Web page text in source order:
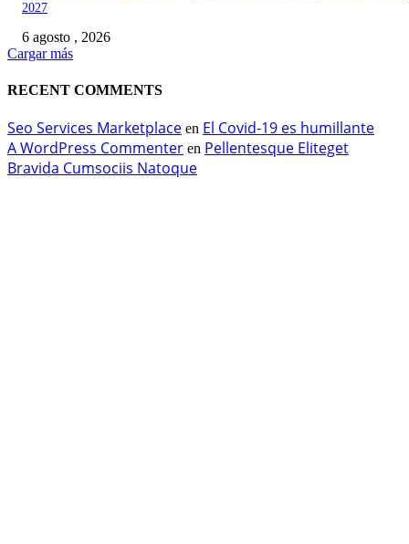
2027
6 agosto , 2026
Cargar más
RECENT COMMENTS
Seo Services Marketplace en El Covid-19 es humillante
A WordPress Commenter en Pellentesque Eliteget
Bravida Cumsociis Natoque